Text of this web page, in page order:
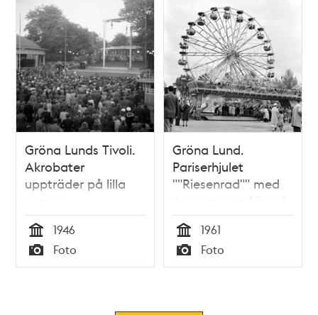
Gröna Lunds Tivoli.
Akrobater
uppträder på lilla
Tid
1946
Typ
Foto
Gröna Lund.
Pariserhjulet
""Riesenrad"" med
passagerare köande
människor
Tid
1961
Typ
Foto